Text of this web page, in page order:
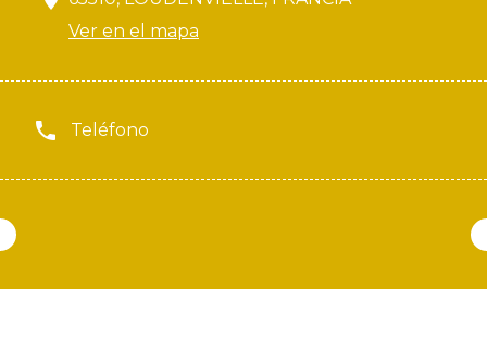
Ver en el mapa
Teléfono